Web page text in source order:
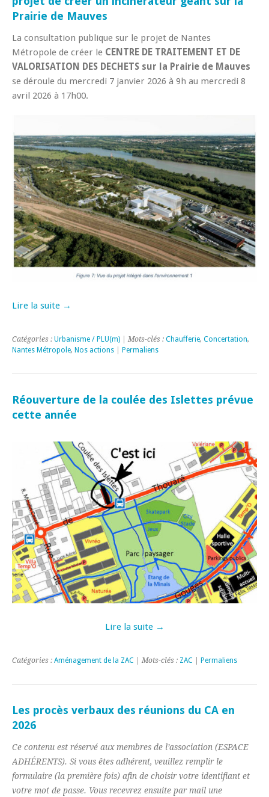
Prairie de Mauves
La consultation publique sur le projet de Nantes
Métropole de créer le CENTRE DE TRAITEMENT ET DE
VALORISATION DES DECHETS sur la Prairie de Mauves
se déroule du mercredi 7 janvier 2026 à 9h au mercredi 8
avril 2026 à 17h00.
Lire la suite →
Catégories : Urbanisme / PLU(m) | Mots-clés : Chaufferie, Concertation,
Nantes Métropole, Nos actions Permaliens
Réouverture de la coulée des Islettes prévue
cette année
Lire la suite →
Catégories : Aménagement de la ZAC | Mots-clés : ZAC Permaliens
Les procès verbaux des réunions du CA en
2026
Ce contenu est réservé aux membres de l’association (ESPACE
ADHÉRENTS). Si vous êtes adhérent, veuillez remplir le
formulaire (la première fois) afin de choisir votre identifiant et
votre mot de passe. Vous recevrez ensuite par mail une